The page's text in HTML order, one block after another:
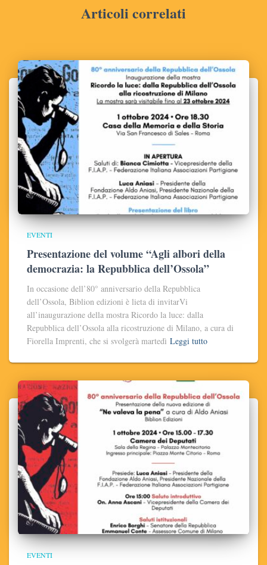
Articoli correlati
EVENTI
Presentazione del volume “Agli albori della
democrazia: la Repubblica dell’Ossola”
In occasione dell’80° anniversario della Repubblica
dell’Ossola, Biblion edizioni è lieta di invitarVi
all’inaugurazione della mostra Ricordo la luce: dalla
Repubblica dell’Ossola alla ricostruzione di Milano, a cura di
Fiorella Imprenti, che si svolgerà martedì Leggi tutto
EVENTI